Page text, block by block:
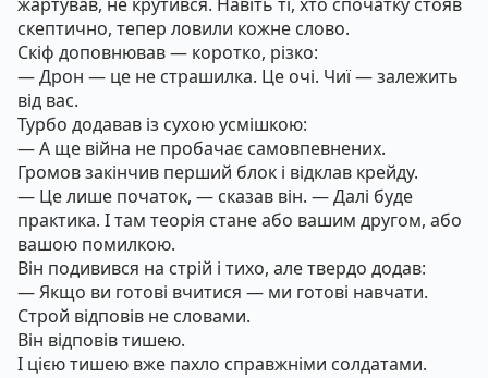
скептично, тепер ловили кожне слово.
Скіф доповнював — коротко, різко:
— Дрон — це не страшилка. Це очі. Чиї — залежить
від вас.
Турбо додавав із сухою усмішкою:
— А ще війна не пробачає самовпевнених.
Громов закінчив перший блок і відклав крейду.
— Це лише початок, — сказав він. — Далі буде
практика. І там теорія стане або вашим другом, або
вашою помилкою.
Він подивився на стрій і тихо, але твердо додав:
— Якщо ви готові вчитися — ми готові навчати.
Строй відповів не словами.
Він відповів тишею.
І цією тишею вже пахло справжніми солдатами.